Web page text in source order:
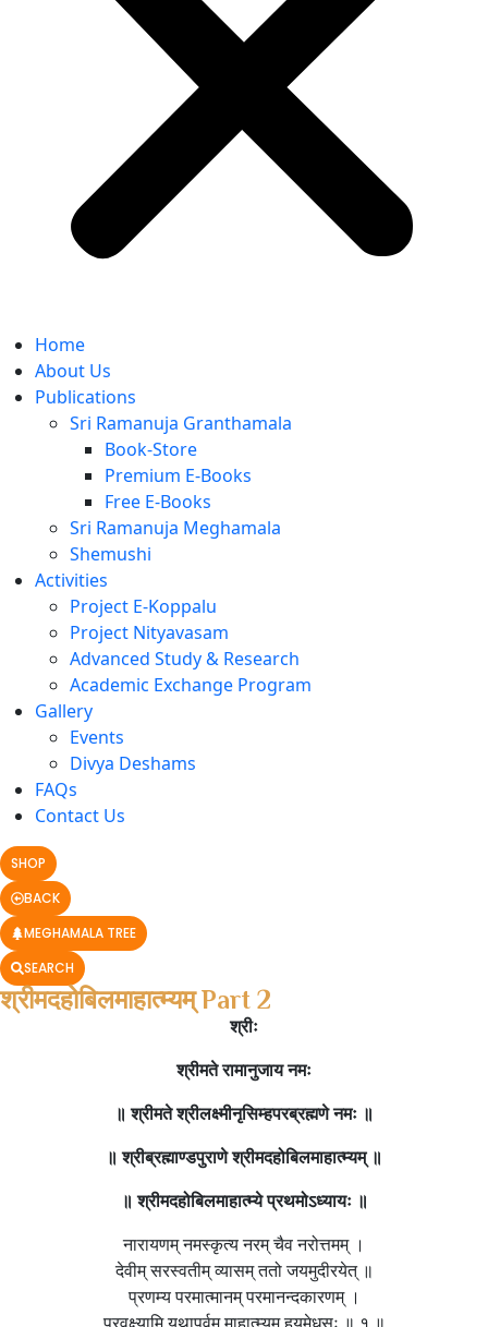
Home
About Us
Publications
Sri Ramanuja Granthamala
Book-Store
Premium E-Books
Free E-Books
Sri Ramanuja Meghamala
Shemushi
Activities
Project E-Koppalu
Project Nityavasam
Advanced Study & Research
Academic Exchange Program
Gallery
Events
Divya Deshams
FAQs
Contact Us
SHOP
BACK
MEGHAMALA TREE
SEARCH
श्रीमदहोबिलमाहात्म्यम् Part 2
श्रीः
श्रीमते रामानुजाय नमः
॥ श्रीमते श्रीलक्ष्मीनृसिम्हपरब्रह्मणे नमः ॥
॥ श्रीब्रह्माण्डपुराणे श्रीमदहोबिलमाहात्म्यम् ॥
॥ श्रीमदहोबिलमाहात्म्ये प्रथमोऽध्यायः ॥
नारायणम् नमस्कृत्य नरम् चैव नरोत्तमम् ।
देवीम् सरस्वतीम् व्यासम् ततो जयमुदीरयेत् ॥
प्रणम्य परमात्मानम् परमानन्दकारणम् ।